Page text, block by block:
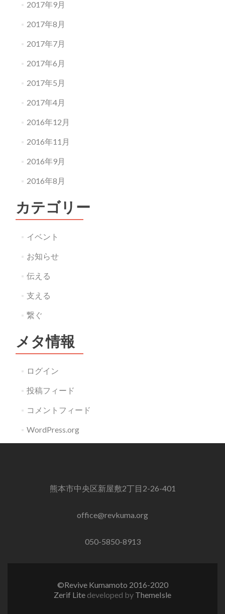
2017年9月
2017年8月
2017年7月
2017年6月
2017年5月
2017年4月
2016年12月
2016年11月
2016年9月
2016年8月
カテゴリー
イベント
お知らせ
伝える
支える
繋ぐ
メタ情報
ログイン
投稿フィード
コメントフィード
WordPress.org
熊本市中央区新屋敷2丁目2-26-401
office@revkuma.org
050-5850-8913
©Revive Kumamoto 2016-2020
Zerif Lite developed by ThemeIsle